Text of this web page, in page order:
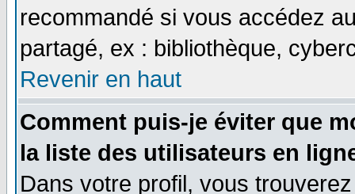
recommandé si vous accédez
partagé, ex : bibliothèque,
Revenir en haut
Comment puis-je éviter que
la liste des utilisateurs en
Dans votre profil, vous